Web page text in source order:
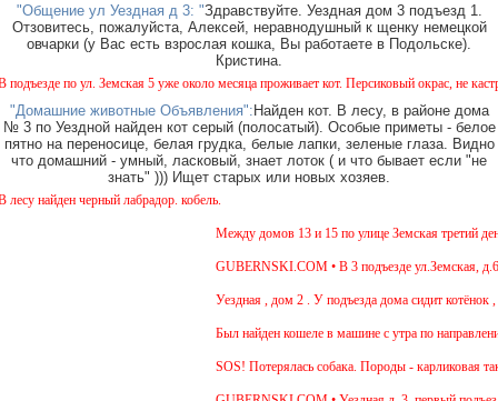
"Общение ул Уездная д 3: "Здравствуйте. Уездная дом 3 подъезд 1.
Отзовитесь, пожалуйста, Алексей, неравнодушный к щенку немецкой
овчарки (у Вас есть взрослая кошка, Вы работаете в Подольске).
Кристина.
по ул. Земская 5 уже около месяца проживает кот. Персиковый окрас, не
"Домашние животные Объявления": Найден кот. В лесу, в районе дома
№ 3 по Уездной найден кот серый (полосатый). Особые приметы - белое
пятно на переносице, белая грудка, белые лапки, зеленые глаза. Видно
что домашний - умный, ласковый, знает лоток ( и что бывает если "не
знать" ))) Ищет старых или новых хозяев.
найден черный лабрадор. кобель.
Между домов 13 и 15 по улице Земская третий
GUBERNSKI.COM • В 3 подъезде ул.Земская,
Уездная , дом 2 . У подъезда дома сидит котёнок
Был найден кошеле в машине с утра по
SOS! Потерялась собака. Породы - карликовая